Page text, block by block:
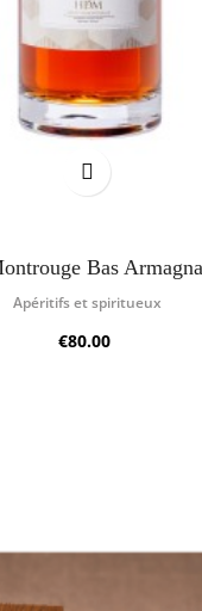
Bas
Apéritifs et spiritueux
€80.00